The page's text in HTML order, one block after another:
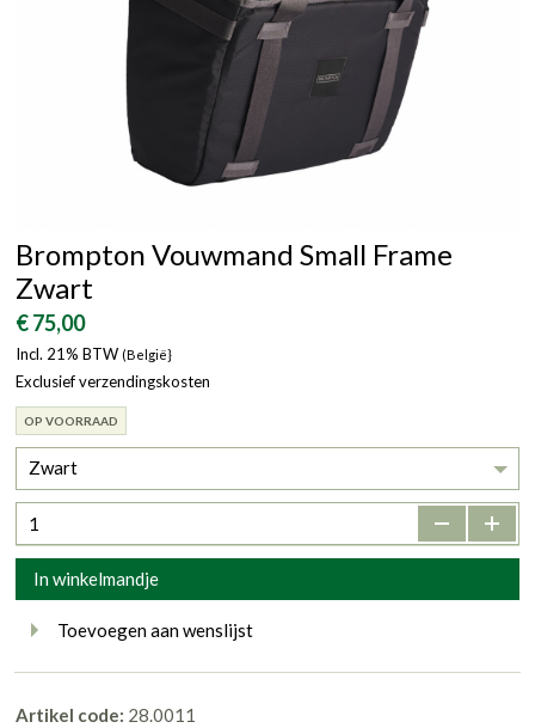
Brompton Vouwmand Small Frame
Zwart
€ 75,00
Incl. 21% BTW (België}
Exclusief verzendingskosten
OP VOORRAAD
Zwart
In winkelmandje
Toevoegen aan wenslijst
Artikel code: 28.0011